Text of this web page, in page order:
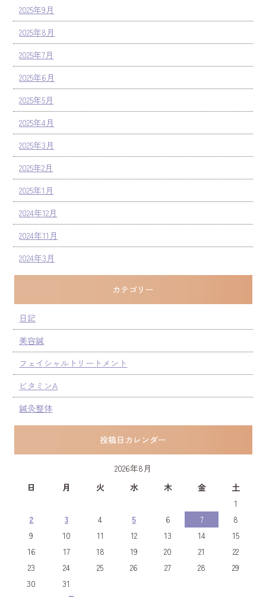
2025年9月
2025年8月
2025年7月
2025年6月
2025年5月
2025年4月
2025年3月
2025年2月
2025年1月
2024年12月
2024年11月
2024年3月
カテゴリー
日記
美容鍼
フェイシャルトリートメント
ビタミンA
鍼灸整体
投稿日カレンダー
2026年8月
日
月 火 水 木 金 土
1
2
3 4 5 6 7
8
9
10 11 12 13 14
15
16
17 18 19 20 21
22
23
24 25 26 27 28
29
30
31